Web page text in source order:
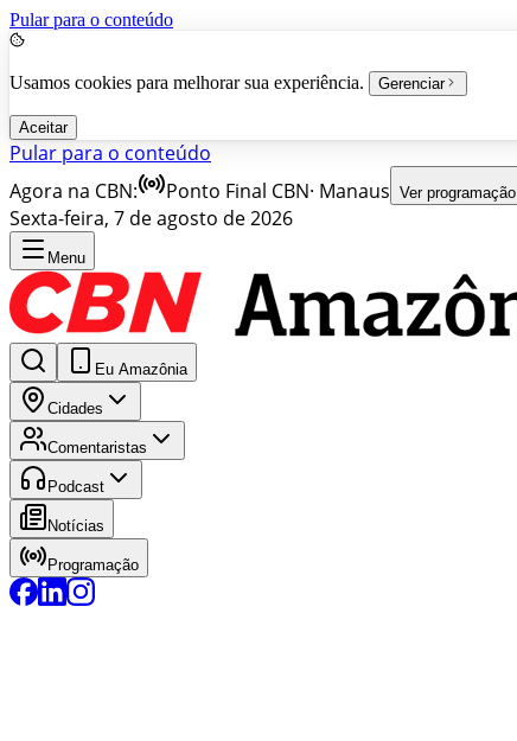
Pular para o conteúdo
Usamos cookies para melhorar sua experiência. Gerenciar
Aceitar
Pular para o conteúdo
Agora na CBN:
Ponto Final CBN· Manaus Ver programação
Sexta-feira, 7 de agosto de 2026
Menu
Eu Amazônia
Cidades
Comentaristas
Podcast
Notícias
Programação